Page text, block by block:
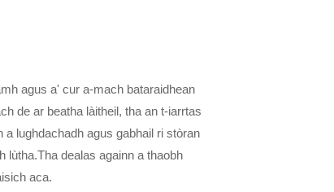
agus a' cur a-mach bataraidhean
de ar beatha làitheil, tha an t-iarrtas
lughdachadh agus gabhail ri stòran
lùtha.Tha dealas againn a thaobh
aca.